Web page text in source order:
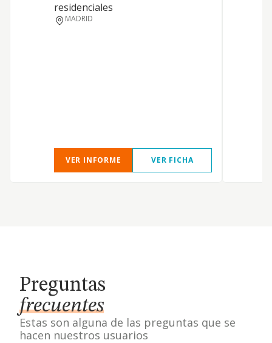
residenciales
MADRID
VER INFORME VER FICHA
Preguntas
frecuentes
Estas son alguna de las preguntas que se
hacen nuestros usuarios